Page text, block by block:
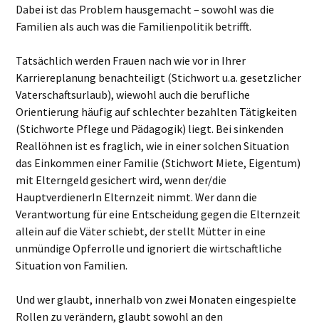
Dabei ist das Problem hausgemacht – sowohl was die
Familien als auch was die Familienpolitik betrifft.
Tatsächlich werden Frauen nach wie vor in Ihrer
Karriereplanung benachteiligt (Stichwort u.a. gesetzlicher
Vaterschaftsurlaub), wiewohl auch die berufliche
Orientierung häufig auf schlechter bezahlten Tätigkeiten
(Stichworte Pflege und Pädagogik) liegt. Bei sinkenden
Reallöhnen ist es fraglich, wie in einer solchen Situation
das Einkommen einer Familie (Stichwort Miete, Eigentum)
mit Elterngeld gesichert wird, wenn der/die
HauptverdienerIn Elternzeit nimmt. Wer dann die
Verantwortung für eine Entscheidung gegen die Elternzeit
allein auf die Väter schiebt, der stellt Mütter in eine
unmündige Opferrolle und ignoriert die wirtschaftliche
Situation von Familien.
Und wer glaubt, innerhalb von zwei Monaten eingespielte
Rollen zu verändern, glaubt sowohl an den